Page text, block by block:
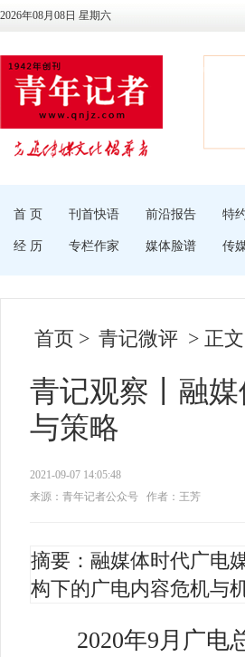
2026年08月08日 星期六
首 页 刊首快语 前沿报告 特
经 历 专栏作家 媒体脸谱 传
首页 > 青记微评 > 正文
青记观察丨融
与策略
2021-09-07 14:05:48
来源：青年记者公众号
作者：王芳
摘要：融媒体时代广电
构下的广电内容危机与
2020年9月广电总